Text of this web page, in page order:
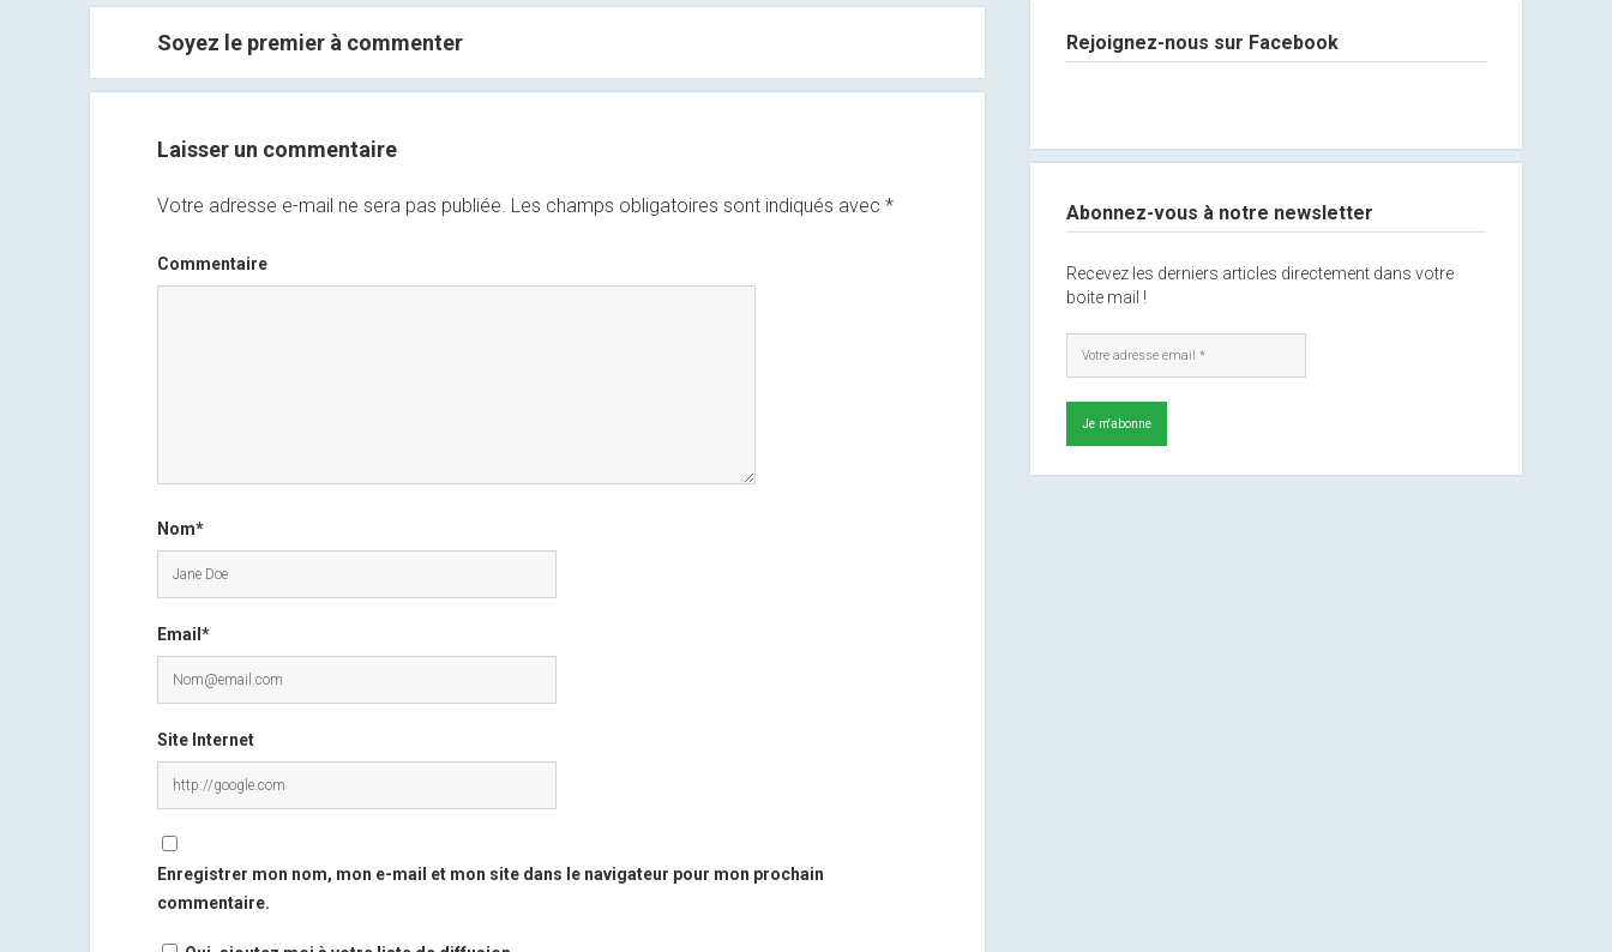
Soyez le premier à commenter
Laisser un commentaire
Votre adresse e-mail ne sera pas publiée. Les champs obligatoires sont indiqués avec *
Commentaire
Nom*
Email*
Site Internet
Enregistrer mon nom, mon e-mail et mon site dans le navigateur pour mon prochain
commentaire.
Rejoignez-nous sur Facebook
Abonnez-vous à notre newsletter
Recevez les derniers articles directement dans votre
boite mail !